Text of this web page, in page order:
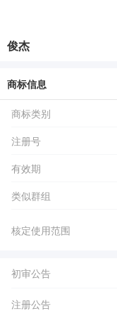
俊杰
商标信息
商标类别
注册号
有效期
类似群组
核定使用范围
初审公告
注册公告